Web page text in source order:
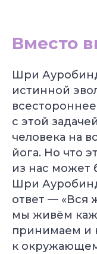
Вместо
Шри
истинной
с этой
человека на
йога. Но что
из нас может
Шри
ответ — «Вся
мы живём
принимаем и
к